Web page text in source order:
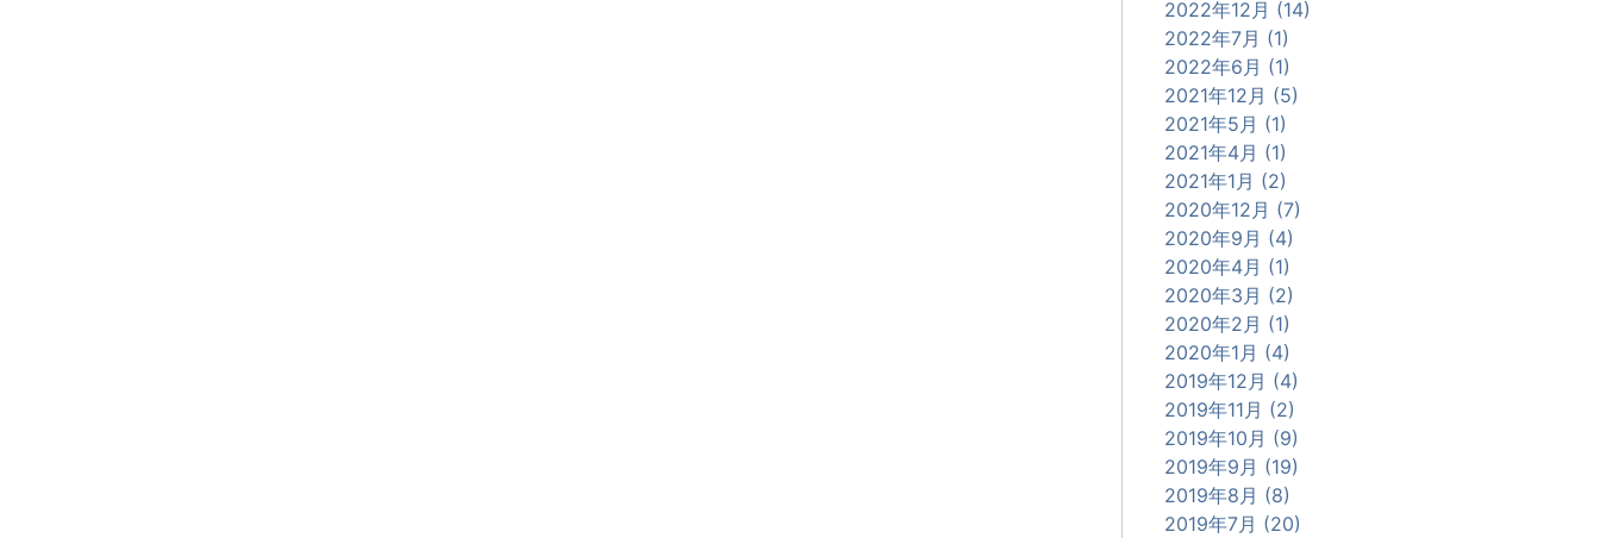
2022年12月 (14)
2022年7月 (1)
2022年6月 (1)
2021年12月 (5)
2021年5月 (1)
2021年4月 (1)
2021年1月 (2)
2020年12月 (7)
2020年9月 (4)
2020年4月 (1)
2020年3月 (2)
2020年2月 (1)
2020年1月 (4)
2019年12月 (4)
2019年11月 (2)
2019年10月 (9)
2019年9月 (19)
2019年8月 (8)
2019年7月 (20)